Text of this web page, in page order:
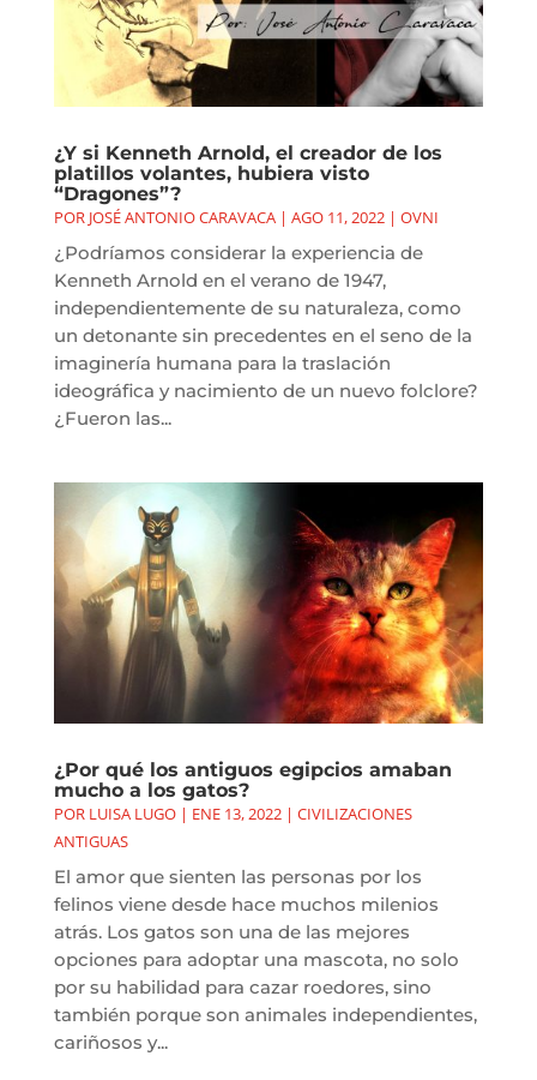
¿Y si Kenneth Arnold, el creador de los
platillos volantes, hubiera visto
“Dragones”?
POR JOSÉ ANTONIO CARAVACA| AGO 11, 2022| OVNI
¿Podríamos considerar la experiencia de
Kenneth Arnold en el verano de 1947,
independientemente de su naturaleza, como
un detonante sin precedentes en el seno de la
imaginería humana para la traslación
ideográfica y nacimiento de un nuevo folclore?
¿Fueron las...
¿Por qué los antiguos egipcios amaban
mucho a los gatos?
POR LUISA LUGO| ENE 13, 2022| CIVILIZACIONES
ANTIGUAS
El amor que sienten las personas por los
felinos viene desde hace muchos milenios
atrás. Los gatos son una de las mejores
opciones para adoptar una mascota, no solo
por su habilidad para cazar roedores, sino
también porque son animales independientes,
cariñosos y...